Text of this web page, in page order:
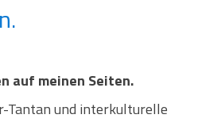
auf meinen Seiten.
Tantan und interkulturelle